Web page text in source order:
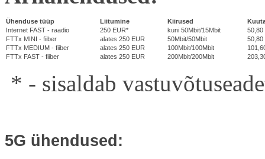
Ühenduse tüüp Liitumine Kiirused
Internet FAST - raadio
250 EUR* kuni 50Mbit/15Mbit
50,80
FTTx MINI - fiiber
alates 250 EUR 50Mbit/50Mbit
50,80
FTTx MEDIUM - fiiber
alates 250 EUR 100Mbit/100Mbit
FTTx FAST - fiiber
alates 250 EUR 200Mbit/200Mbit
* - sisaldab
5G ühendused: